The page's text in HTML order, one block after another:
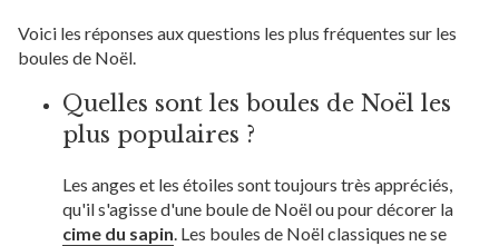
Voici les réponses aux questions les plus fréquentes sur les
boules de Noël.
Quelles sont les boules de Noël les
plus populaires ?
Les anges et les étoiles sont toujours très appréciés,
qu'il s'agisse d'une boule de Noël ou pour décorer la
cime du sapin. Les boules de Noël classiques ne se